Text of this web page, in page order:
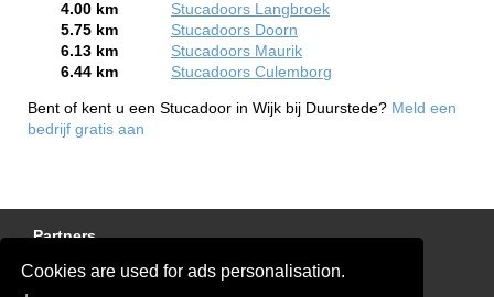
Cookies are used for ads personalisation.
4.00 km
Stucadoors Langbroek
5.75 km
Stucadoors Doorn
6.13 km
Stucadoors Maurik
6.44 km
Stucadoors Culemborg
Bent of kent u een Stucadoor in Wijk bij Duurstede? Meld een
bedrijf gratis aan
Partners
Gratis Stucadoor Offertes